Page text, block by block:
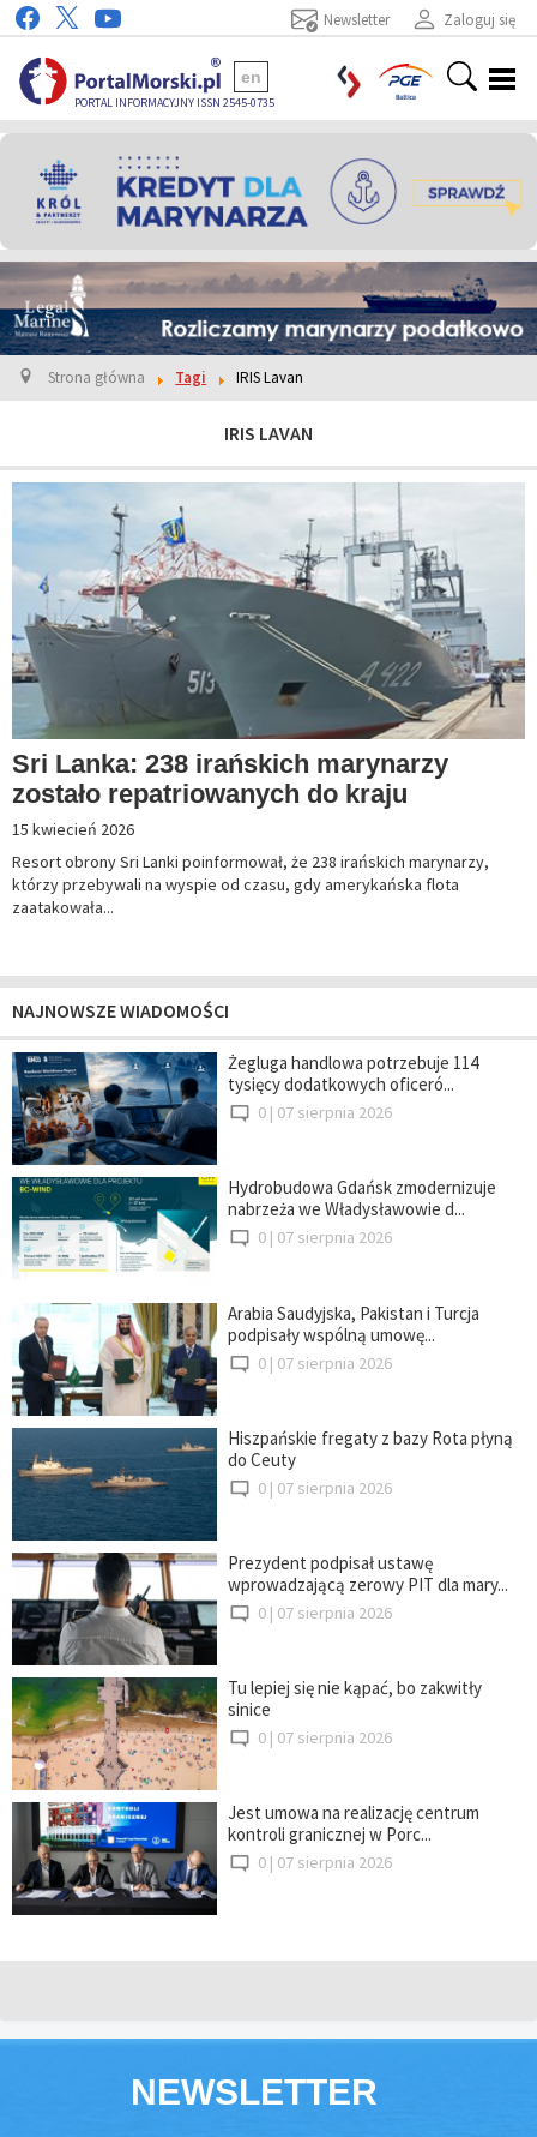
Zaloguj się
Newsletter
PORTAL INFORMACYJNY ISSN 2545-0735
en
Strona główna Tagi IRIS Lavan
IRIS LAVAN
Sri Lanka: 238 irańskich marynarzy
zostało repatriowanych do kraju
15 kwiecień 2026
Resort obrony Sri Lanki poinformował, że 238 irańskich marynarzy,
którzy przebywali na wyspie od czasu, gdy amerykańska flota
zaatakowała...
NAJNOWSZE WIADOMOŚCI
Żegluga handlowa potrzebuje 114
tysięcy dodatkowych oficeró...
0 | 07 sierpnia 2026
Hydrobudowa Gdańsk zmodernizuje
nabrzeża we Władysławowie d...
0 | 07 sierpnia 2026
Arabia Saudyjska, Pakistan i Turcja
podpisały wspólną umowę...
0 | 07 sierpnia 2026
Hiszpańskie fregaty z bazy Rota płyną
do Ceuty
0 | 07 sierpnia 2026
Prezydent podpisał ustawę
wprowadzającą zerowy PIT dla mary...
0 | 07 sierpnia 2026
Tu lepiej się nie kąpać, bo zakwitły
sinice
0 | 07 sierpnia 2026
Jest umowa na realizację centrum
kontroli granicznej w Porc...
0 | 07 sierpnia 2026
NEWSLETTER